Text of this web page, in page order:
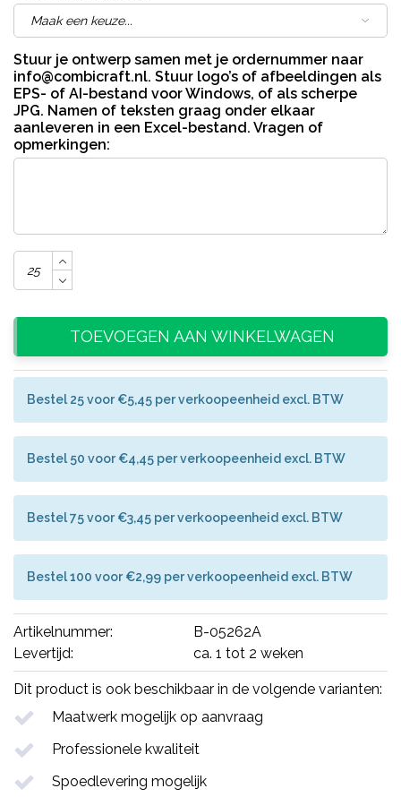
Stuur je ontwerp samen met je ordernummer naar
info@combicraft.nl. Stuur logo’s of afbeeldingen als
EPS- of AI-bestand voor Windows, of als scherpe
JPG. Namen of teksten graag onder elkaar
aanleveren in een Excel-bestand. Vragen of
opmerkingen:
TOEVOEGEN AAN WINKELWAGEN
Bestel 25 voor €5,45 per verkoopeenheid excl. BTW
Bestel 50 voor €4,45 per verkoopeenheid excl. BTW
Bestel 75 voor €3,45 per verkoopeenheid excl. BTW
Bestel 100 voor €2,99 per verkoopeenheid excl. BTW
Artikelnummer:
B-05262A
Levertijd:
ca. 1 tot 2 weken
Dit product is ook beschikbaar in de volgende varianten:
Maatwerk mogelijk op aanvraag
Professionele kwaliteit
Spoedlevering mogelijk